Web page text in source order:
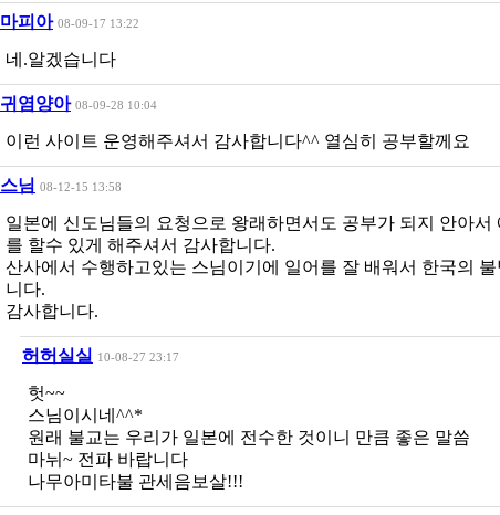
마피아 08-09-17 13:22
네.알겠습니다
귀염양아 08-09-28 10:04
이런 사이트 운영해주셔서 감사합니다^^ 열심히 공부할께요
스님 08-12-15 13:58
일본에 신도님들의 요청으로 왕래하면서도 공부가 되지 안아
를 할수 있게 해주셔서 감사합니다.
산사에서 수행하고있는 스님이기에 일어를 잘 배워서 한국의
니다.
감사합니다.
허허실실 10-08-27 23:17
헛~~
스님이시네^^*
원래 불교는 우리가 일본에 전수한 것이니 만큼 좋은 말씀
마뉘~ 전파 바랍니다
나무아미타불 관세음보살!!!